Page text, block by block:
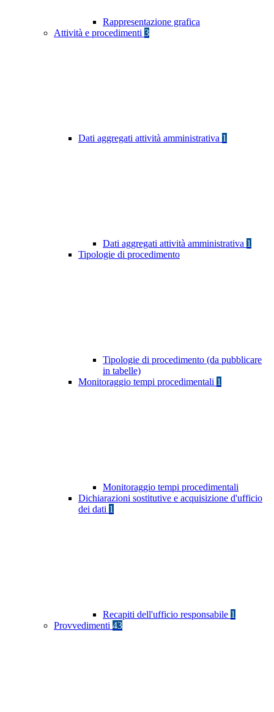
Rappresentazione grafica
Attività e procedimenti 3
Dati aggregati attività amministrativa 1
Dati aggregati attività amministrativa 1
Tipologie di procedimento
Tipologie di procedimento (da pubblicare
in tabelle)
Monitoraggio tempi procedimentali 1
Monitoraggio tempi procedimentali
Dichiarazioni sostitutive e acquisizione d'ufficio
dei dati 1
Recapiti dell'ufficio responsabile 1
Provvedimenti 43